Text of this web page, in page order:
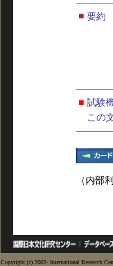
■ 要約
■ 試験
この
（内部
Copyright (c) 2002- International Research